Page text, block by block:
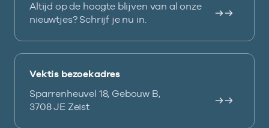
Altijd op de hoogte blijven van al onze
nieuwtjes? Schrijf je nu in.
Vektis bezoekadres
Sparrenheuvel 18, Gebouw B,
3708 JE Zeist